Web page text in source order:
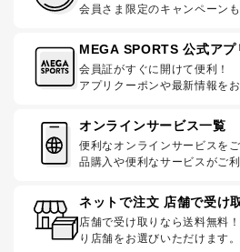
会員さま限定のキャンペーン
MEGA SPORTS 公式アプ
会員証がすぐに開けて便利！
アプリクーポンや最新情報を
オンラインサービス一覧
便利なオンラインサービスを
品購入や便利なサービスがご利
ネットで注文 店舗で受け
店舗で受け取りなら送料無料
り店舗をお選びいただけます。